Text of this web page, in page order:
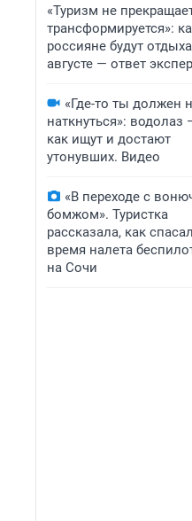
«Туризм не
трансформируется»:
россияне будут
августе — ответ
«Где-то ты должен
наткнуться»: водолаз
как ищут и достают
утонувших. Видео
«В переходе с
бомжом». Туристка
рассказала, как
время налета
на Сочи